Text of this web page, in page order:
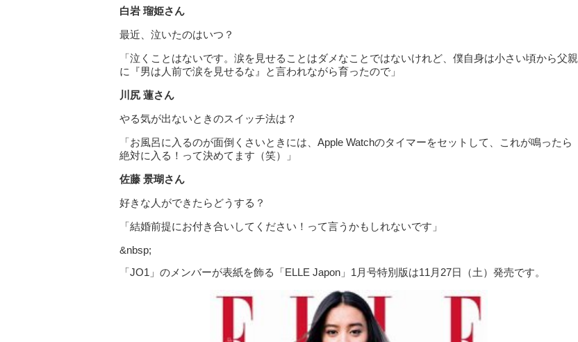
白岩 瑠姫さん
最近、泣いたのはいつ？
「泣くことはないです。涙を見せることはダメなことではないけれど、僕自身は小さい頃から父親
に『男は人前で涙を見せるな』と言われながら育ったので」
川尻蓮さん
やる気が出ないときのスイッチ法は？
「お風呂に入るのが面倒くさいときには、Apple Watchのタイマーをセットして、これが鳴ったら
絶対に入る！って決めてます（笑）」
佐藤 景瑚さん
好きな人ができたらどうする？
「結婚前提にお付き合いしてください！って言うかもしれないです」
&nbsp;
「JO1」のメンバーが表紙を飾る「ELLE Japon」1月号特別版は11月27日（土）発売です。